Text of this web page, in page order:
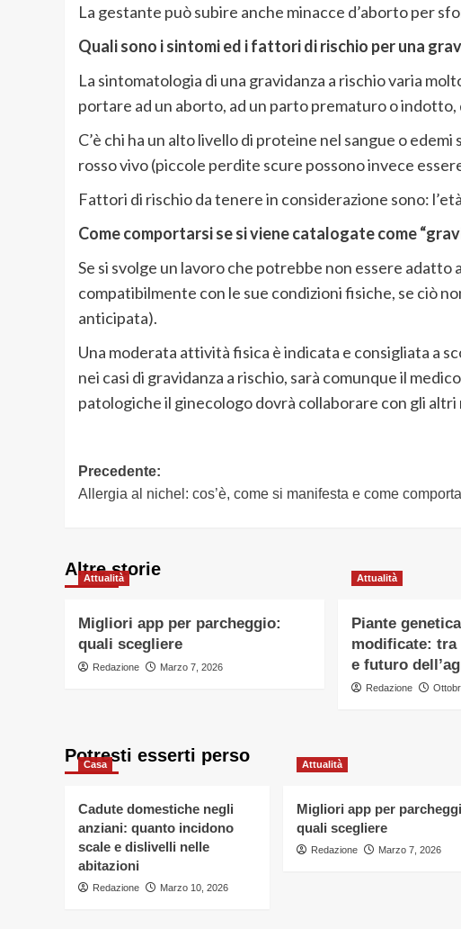
La gestante può subire anche minacce d’aborto per
Quali sono i sintomi ed i fattori di rischio per una
La sintomatologia di una gravidanza a rischio varia
portare ad un aborto, ad un parto prematuro o
C’è chi ha un alto livello di proteine nel sangue o
rosso vivo (piccole perdite scure possono invece
Fattori di rischio da tenere in considerazione sono:
Come comportarsi se si viene catalogate come
Se si svolge un lavoro che potrebbe non essere adatto
compatibilmente con le sue condizioni fisiche, se ciò
anticipata).
Una moderata attività fisica è indicata e consigliata a
nei casi di gravidanza a rischio, sarà comunque il
patologiche il ginecologo dovrà collaborare con gli
Navigazione
articolo
Precedente:
Allergia al nichel: cos’è, come si manifesta e come
Altre storie
Attualità
Migliori app per parcheggio:
quali scegliere
Redazione Marzo 7, 2026
Attualità
Piante
modificate:
e futuro
Redazione
Potresti esserti perso
Casa
Cadute domestiche negli
anziani: quanto incidono
scale e dislivelli nelle
abitazioni
Redazione Marzo 10, 2026
Attualità
Migliori app per
quali scegliere
Redazione Marzo 7, 2026